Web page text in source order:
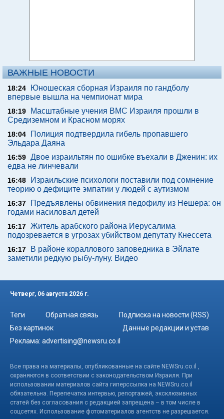
ВАЖНЫЕ НОВОСТИ
18:24
Юношеская сборная Израиля по гандболу
впервые вышла на чемпионат мира
18:19
Масштабные учения ВМС Израиля прошли в
Средиземном и Красном морях
18:04
Полиция подтвердила гибель пропавшего
Эльдара Даяна
16:59 Двое израильтян по ошибке въехали в Дженин: их
едва не линчевали
16:48
Израильские психологи поставили под сомнение
теорию о дефиците эмпатии у людей с аутизмом
16:37
Предъявлены обвинения педофилу из Нешера: он
годами насиловал детей
16:17 Житель арабского района Иерусалима
подозревается в угрозах убийством депутату Кнессета
16:17
В районе кораллового заповедника в Эйлате
заметили редкую рыбу-луну. Видео
Четверг, 06 августа 2026 г.
Теги Обратная связь
Подписка на новости (RSS)
Без картинок
Данные редакции и устав
Реклама: advertising@newsru.co.il
Все права на материалы, опубликованные на сайте NEWSru.co.il ,
охраняются в соответствии с законодательством Израиля. При
использовании материалов сайта гиперссылка на NEWSru.co.il
обязательна. Перепечатка интервью, репортажей, эксклюзивных
статей без согласования с редакцией запрещена – в том числе в
соцсетях. Использование фотоматериалов агентств не разрешается.